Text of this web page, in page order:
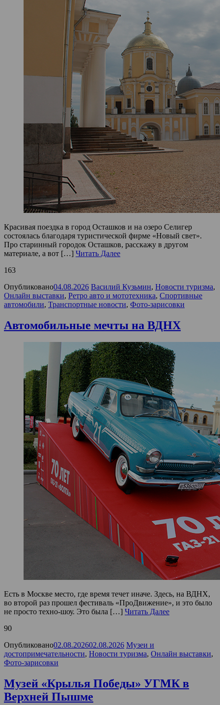
Красивая поездка в город Осташков и на озеро Селигер
состоялась благодаря туристической фирме «Новый свет».
Про старинный городок Осташков, расскажу в другом
материале, а вот […] Читать Далее
163
Опубликовано04.08.2026 Василий Кузьмин, Новости туризма,
Онлайн выставки, Ретро авто и мототехника, Спортивные
автомобили, Транспортные новости, Фото-зарисовки
Автомобильные мечты на ВДНХ
Есть в Москве место, где время течет иначе. Здесь, на ВДНХ,
во второй раз прошел фестиваль «ПроДвижение», и это было
не просто техно-шоу. Это была […] Читать Далее
90
Опубликовано02.08.202602.08.2026 Музеи и
достопримечательности, Новости туризма, Онлайн выставки,
Фото-зарисовки
Музей «Крылья Победы» УГМК в
Верхней Пышме